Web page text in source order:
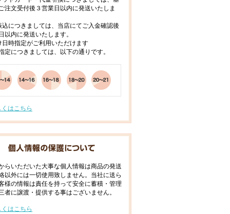
注文受付後３営業日以内に発送いたしま
込につきましては、当店にてご入金確認後
以内に発送いたします。
日時指定がご利用いただけます
定につきましては、以下の通りです。
くはこちら
らいただいた大事な個人情報は商品の発送
以外には一切使用致しません。当社に送ら
様の情報は責任を持って安全に蓄積・管理
者に譲渡・提供する事はございません。
くはこちら